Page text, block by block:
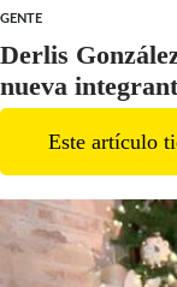
GENTE
Derlis
nueva
Este artículo